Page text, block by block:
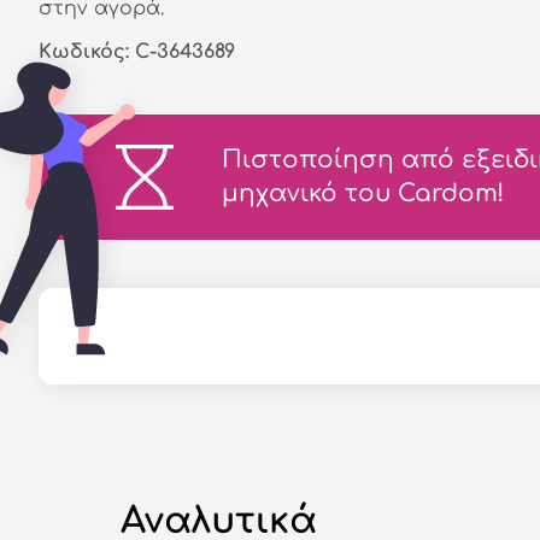
στην αγορά.
Κωδικός: C-3643689
Πιστοποίηση από
μηχανικό του Cardom!
Αναλυτικά